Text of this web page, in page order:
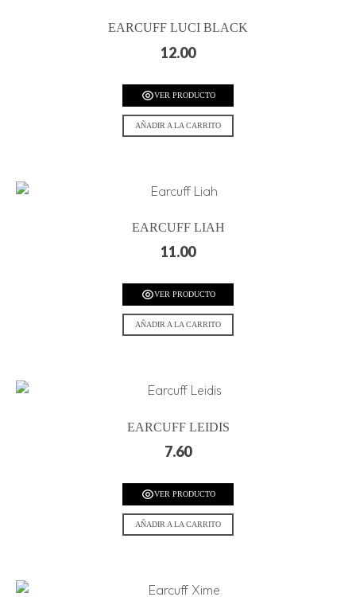
EARCUFF LUCI BLACK
12.00
VER PRODUCTO
AÑADIR A LA CARRITO
EARCUFF LIAH
11.00
VER PRODUCTO
AÑADIR A LA CARRITO
EARCUFF LEIDIS
7.60
VER PRODUCTO
AÑADIR A LA CARRITO